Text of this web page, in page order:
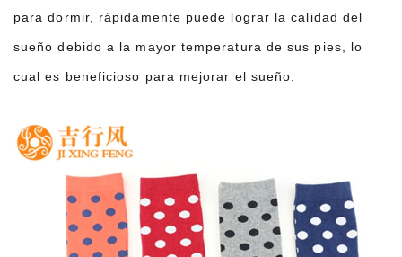
para dormir, rápidamente puede lograr la calidad del
sueño debido a la mayor temperatura de sus pies, lo
cual es beneficioso para mejorar el sueño.